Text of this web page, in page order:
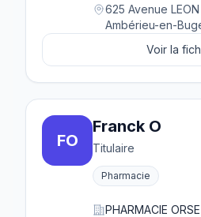
625 Avenue LEON
Ambérieu-en-
Voir la
FO
Franck O
Titulaire
Pharmacie
PHARMACIE